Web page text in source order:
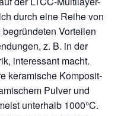
durch eine Reihe von
Vorteilen
z. B. in der
interessant macht.
keramische Komposit-
Pulver und
unterhalb 1000°C.